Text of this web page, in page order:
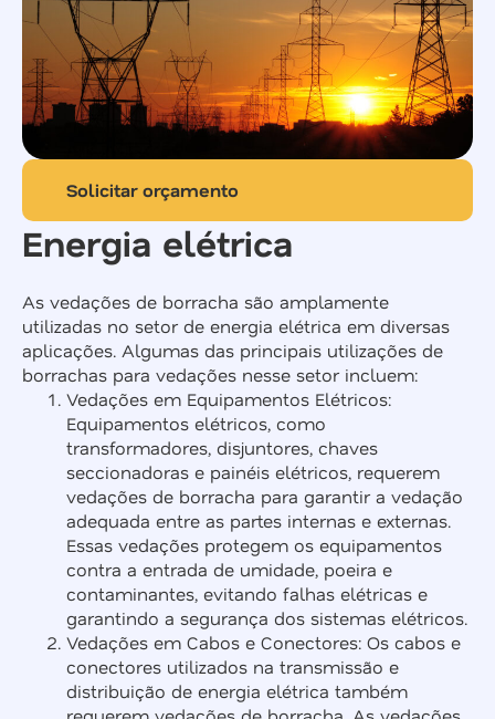
Energia elétrica
As vedações de borracha são amplamente
utilizadas no setor de energia elétrica em diversas
aplicações. Algumas das principais utilizações de
borrachas para vedações nesse setor incluem:
Vedações em Equipamentos Elétricos:
Equipamentos elétricos, como
transformadores, disjuntores, chaves
seccionadoras e painéis elétricos, requerem
vedações de borracha para garantir a vedação
adequada entre as partes internas e externas.
Essas vedações protegem os equipamentos
contra a entrada de umidade, poeira e
contaminantes, evitando falhas elétricas e
garantindo a segurança dos sistemas elétricos.
Vedações em Cabos e Conectores: Os cabos e
conectores utilizados na transmissão e
distribuição de energia elétrica também
Solicitar orçamento